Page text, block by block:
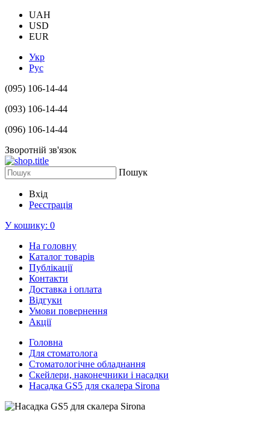
UAH
USD
EUR
Укр
Рус
(095) 106-14-44
(093) 106-14-44
(096) 106-14-44
Зворотній зв'язок
Пошук
Вхід
Реєстрація
У кошику: 0
На головну
Каталог товарів
Публікації
Контакти
Доставка і оплата
Відгуки
Умови повернення
Акції
Головна
Для стоматолога
Стоматологічне обладнання
Скейлери, наконечники і насадки
Насадка GS5 для скалера Sirona